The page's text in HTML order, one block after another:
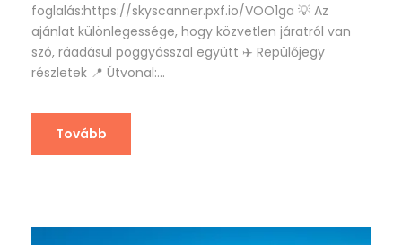
foglalás:https://skyscanner.pxf.io/VOO1ga 💡 Az
ajánlat különlegessége, hogy közvetlen járatról van
szó, ráadásul poggyásszal együtt ✈️ Repülőjegy
részletek 📍 Útvonal:...
Tovább